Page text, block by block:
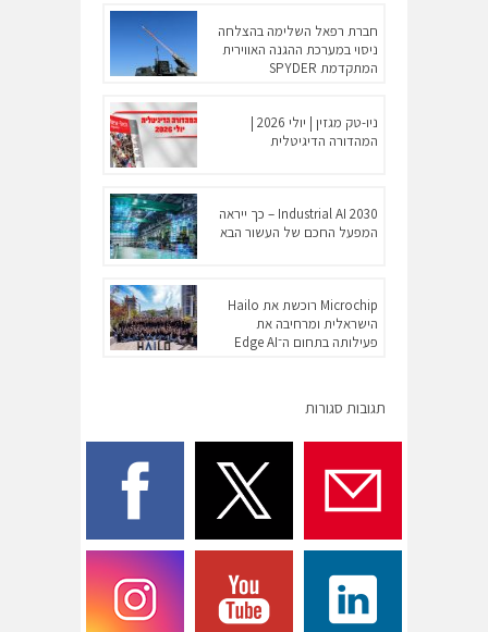
חברת רפאל השלימה בהצלחה
ניסוי במערכת ההגנה האווירית
המתקדמת SPYDER
ניו-טק מגזין | יולי 2026 |
המהדורה הדיגיטלית
Industrial AI 2030 – כך ייראה
המפעל החכם של העשור הבא
Microchip רוכשת את Hailo
הישראלית ומרחיבה את
פעילותה בתחום ה־Edge AI
תגובות סגורות